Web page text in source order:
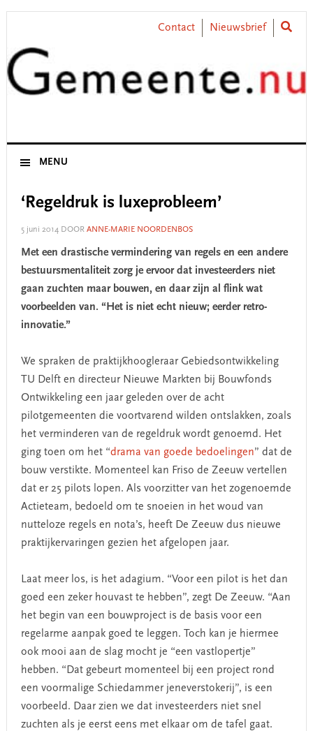
Skip
primary
navigation
Skip
content
Skip
primary
sidebar
Skip
footer
Contact Nieuwsbrief
MENU
‘Regeldruk is luxeprobleem’
5 juni 2014DOOR ANNE-MARIE NOORDENBOS
Met een drastische vermindering van regels en een andere
bestuursmentaliteit zorg je ervoor dat investeerders niet
gaan zuchten maar bouwen, en daar zijn al flink wat
voorbeelden van. “Het is niet echt nieuw; eerder retro-
innovatie.”
We spraken de praktijkhoogleraar Gebiedsontwikkeling
TU Delft en directeur Nieuwe Markten bij Bouwfonds
Ontwikkeling een jaar geleden over de acht
pilotgemeenten die voortvarend wilden ontslakken, zoals
het verminderen van de regeldruk wordt genoemd. Het
ging toen om het “drama van goede bedoelingen” dat de
bouw verstikte. Momenteel kan Friso de Zeeuw vertellen
dat er 25 pilots lopen. Als voorzitter van het zogenoemde
Actieteam, bedoeld om te snoeien in het woud van
nutteloze regels en nota’s, heeft De Zeeuw dus nieuwe
praktijkervaringen gezien het afgelopen jaar.
Laat meer los, is het adagium. “Voor een pilot is het dan
goed een zeker houvast te hebben”, zegt De Zeeuw. “Aan
het begin van een bouwproject is de basis voor een
regelarme aanpak goed te leggen. Toch kan je hiermee
ook mooi aan de slag mocht je “een vastlopertje”
hebben. “Dat gebeurt momenteel bij een project rond
een voormalige Schiedammer jeneverstokerij”, is een
voorbeeld. Daar zien we dat investeerders niet snel
zuchten als je eerst eens met elkaar om de tafel gaat.